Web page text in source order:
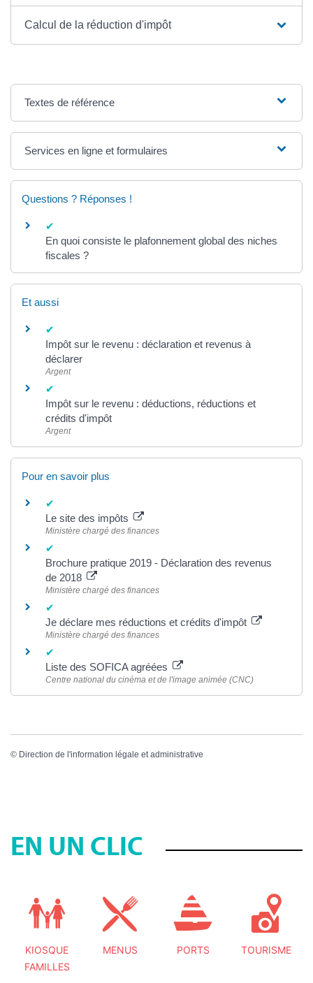
Calcul de la réduction d'impôt
Textes de référence
Services en ligne et formulaires
Questions ? Réponses !
En quoi consiste le plafonnement global des niches
fiscales ?
Et aussi
Impôt sur le revenu : déclaration et revenus à
déclarer
Argent
Impôt sur le revenu : déductions, réductions et
crédits d'impôt
Argent
Pour en savoir plus
Le site des impôts
Ministère chargé des finances
Brochure pratique 2019 - Déclaration des revenus
de 2018
Ministère chargé des finances
Je déclare mes réductions et crédits d'impôt
Ministère chargé des finances
Liste des SOFICA agréées
Centre national du cinéma et de l'image animée (CNC)
© Direction de l'information légale et administrative
EN UN CLIC
KIOSQUE
FAMILLES
MENUS PORTS TOURISME